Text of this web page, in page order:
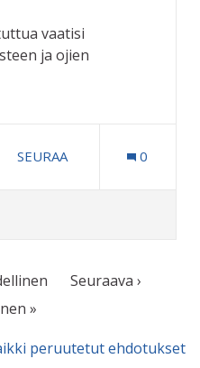
vaatisi
ja ojien
Rakennettu ympäristö
2 SEURAAJAA
SEURAA 0
Seuraava ›
»
peruutetut ehdotukset